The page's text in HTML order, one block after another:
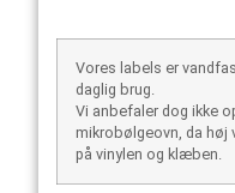
Vores labels er
daglig brug.
Vi anbefaler dog ikke
mikrobølgeovn, da høj
på vinylen og klæben.